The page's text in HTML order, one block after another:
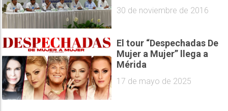
30 de noviembre de 2016
El tour “Despechadas De
Mujer a Mujer” llega a
Mérida
17 de mayo de 2025